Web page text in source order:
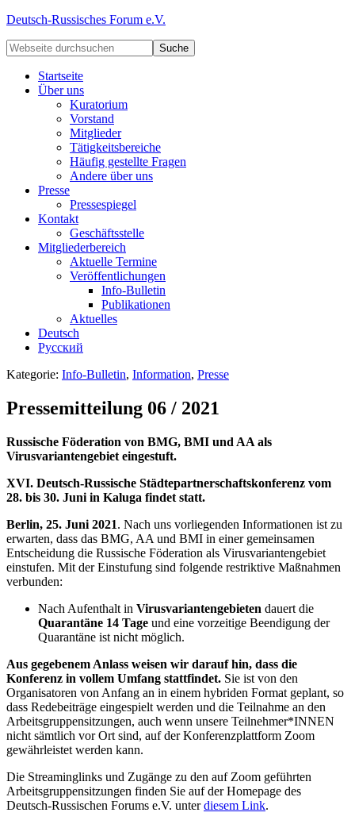
Deutsch-Russisches Forum e.V.
Startseite
Über uns
Kuratorium
Vorstand
Mitglieder
Tätigkeitsbereiche
Häufig gestellte Fragen
Andere über uns
Presse
Pressespiegel
Kontakt
Geschäftsstelle
Mitgliederbereich
Aktuelle Termine
Veröffentlichungen
Info-Bulletin
Publikationen
Aktuelles
Deutsch
Русский
Kategorie: Info-Bulletin, Information, Presse
Pressemitteilung 06 / 2021
Russische Föderation von BMG, BMI und AA als
Virusvariantengebiet eingestuft.
XVI. Deutsch-Russische Städtepartnerschaftskonferenz vom
28. bis 30. Juni in Kaluga findet statt.
Berlin, 25. Juni 2021. Nach uns vorliegenden Informationen ist zu
erwarten, dass das BMG, AA und BMI in einer gemeinsamen
Entscheidung die Russische Föderation als Virusvariantengebiet
einstufen. Mit der Einstufung sind folgende restriktive Maßnahmen
verbunden:
Nach Aufenthalt in Virusvariantengebieten dauert die
Quarantäne 14 Tage und eine vorzeitige Beendigung der
Quarantäne ist nicht möglich.
Aus gegebenem Anlass weisen wir darauf hin, dass die
Konferenz in vollem Umfang stattfindet. Sie ist von den
Organisatoren von Anfang an in einem hybriden Format geplant, so
dass Redebeiträge eingespielt werden und die Teilnahme an den
Arbeitsgruppensitzungen, auch wenn unsere Teilnehmer*INNEN
nicht sämtlich vor Ort sind, auf der Konferenzplattform Zoom
gewährleistet werden kann.
Die Streaminglinks und Zugänge zu den auf Zoom geführten
Arbeitsgruppensitzungen finden Sie auf der Homepage des
Deutsch-Russischen Forums e.V. unterdiesem Link.